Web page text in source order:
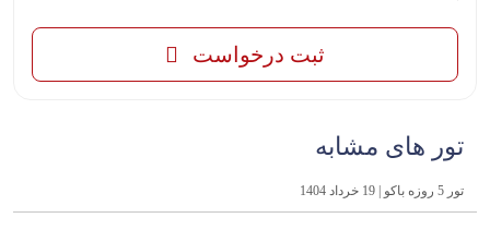
ثبت درخواست
تور های مشابه
تور 5 روزه باکو | 19 خرداد 1404